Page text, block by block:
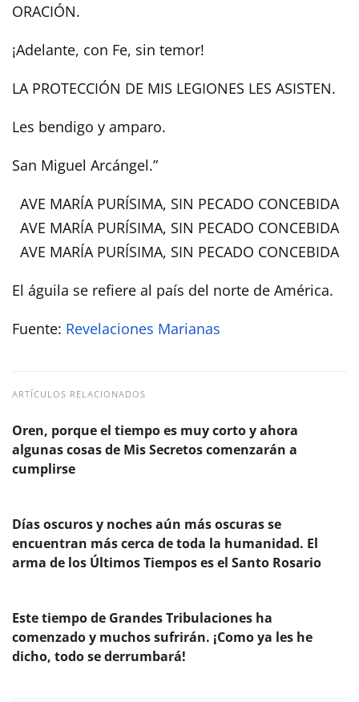
ORACIÓN.
¡Adelante, con Fe, sin temor!
LA PROTECCIÓN DE MIS LEGIONES LES ASISTEN.
Les bendigo y amparo.
San Miguel Arcángel.”
AVE MARÍA PURÍSIMA, SIN PECADO CONCEBIDA
AVE MARÍA PURÍSIMA, SIN PECADO CONCEBIDA
AVE MARÍA PURÍSIMA, SIN PECADO CONCEBIDA
El águila se refiere al país del norte de América.
Fuente: Revelaciones Marianas
ARTÍCULOS RELACIONADOS
Oren, porque el tiempo es muy corto y ahora
algunas cosas de Mis Secretos comenzarán a
cumplirse
Días oscuros y noches aún más oscuras se
encuentran más cerca de toda la humanidad. El
arma de los Últimos Tiempos es el Santo Rosario
Este tiempo de Grandes Tribulaciones ha
comenzado y muchos sufrirán. ¡Como ya les he
dicho, todo se derrumbará!